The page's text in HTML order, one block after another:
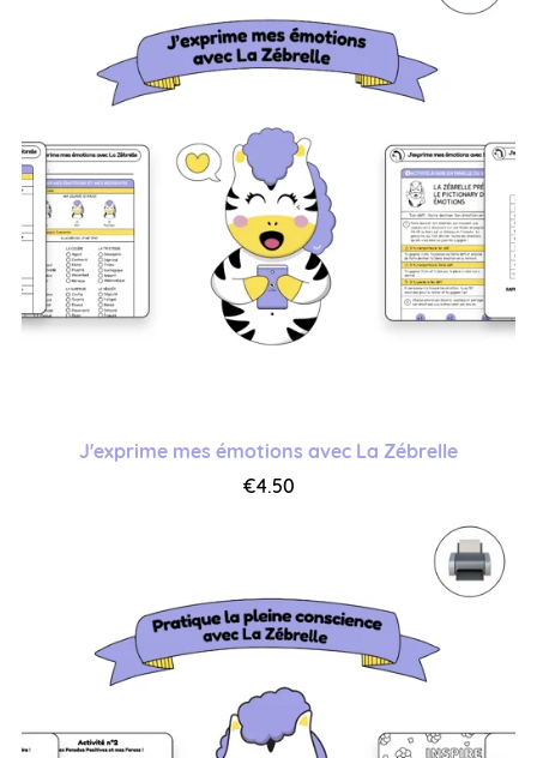
J'exprime mes émotions avec La Zébrelle
€4.50